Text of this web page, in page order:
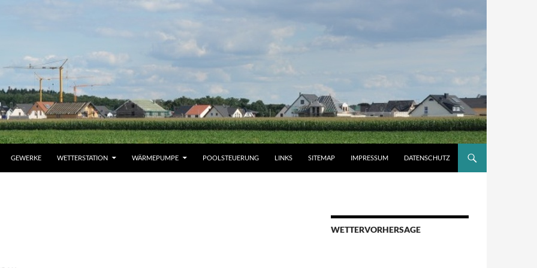
GEWERKE WETTERSTATION WÄRMEPUMPE POOLSTEUERUNG LINKS SITEMAP IMPRESSUM DATENSCHUTZ
WETTERVORHERSAGE